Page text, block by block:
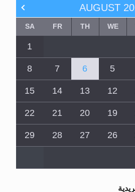
AUGUST
WE
TH
FR
SA
1
5
6
7
8
12
13
14
15
19
20
21
22
26
27
28
29